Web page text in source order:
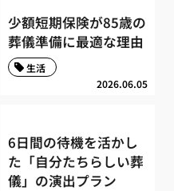
少額短期保険が85歳の
葬儀準備に最適な理由
2026.06.05
生活
6日間の待機を活かし
た「自分たちらしい葬
儀」の演出プラン